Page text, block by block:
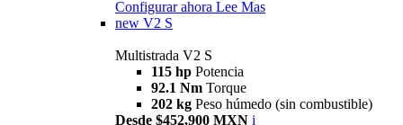
Configurar ahora Lee Mas
new V2 S
Multistrada V2 S
115 hp Potencia
92.1 Nm Torque
202 kg Peso húmedo (sin combustible)
Desde $452,900 MXN i